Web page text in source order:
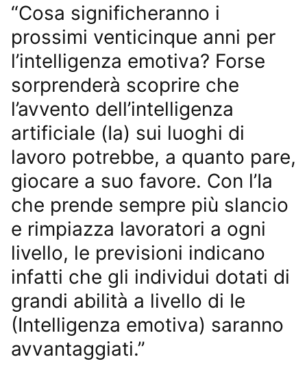
“Cosa significheranno i
prossimi venticinque anni per
l’intelligenza emotiva? Forse
sorprenderà scoprire che
l’avvento dell’intelligenza
artificiale (Ia) sui luoghi di
lavoro potrebbe, a quanto pare,
giocare a suo favore. Con l’Ia
che prende sempre più slancio
e rimpiazza lavoratori a ogni
livello, le previsioni indicano
infatti che gli individui dotati di
grandi abilità a livello di Ie
(Intelligenza emotiva) saranno
avvantaggiati.”